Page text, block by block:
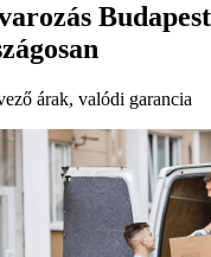
árak, valódi garancia